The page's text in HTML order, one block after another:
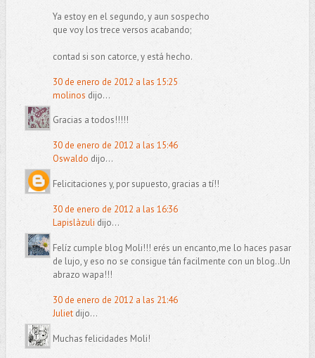
Ya estoy en el segundo, y aun sospecho
que voy los trece versos acabando;
contad si son catorce, y está hecho.
30 de enero de 2012 a las 15:25
molinos dijo...
Gracias a todos!!!!!
30 de enero de 2012 a las 15:46
Oswaldo dijo...
Felicitaciones y, por supuesto, gracias a tí!!
30 de enero de 2012 a las 16:36
Lapislàzuli dijo...
Felíz cumple blog Moli!!! erés un encanto,me lo haces pasar
de lujo, y eso no se consigue tán facilmente con un blog..Un
abrazo wapa!!!
30 de enero de 2012 a las 21:46
Julietdijo...
Muchas felicidades Moli!